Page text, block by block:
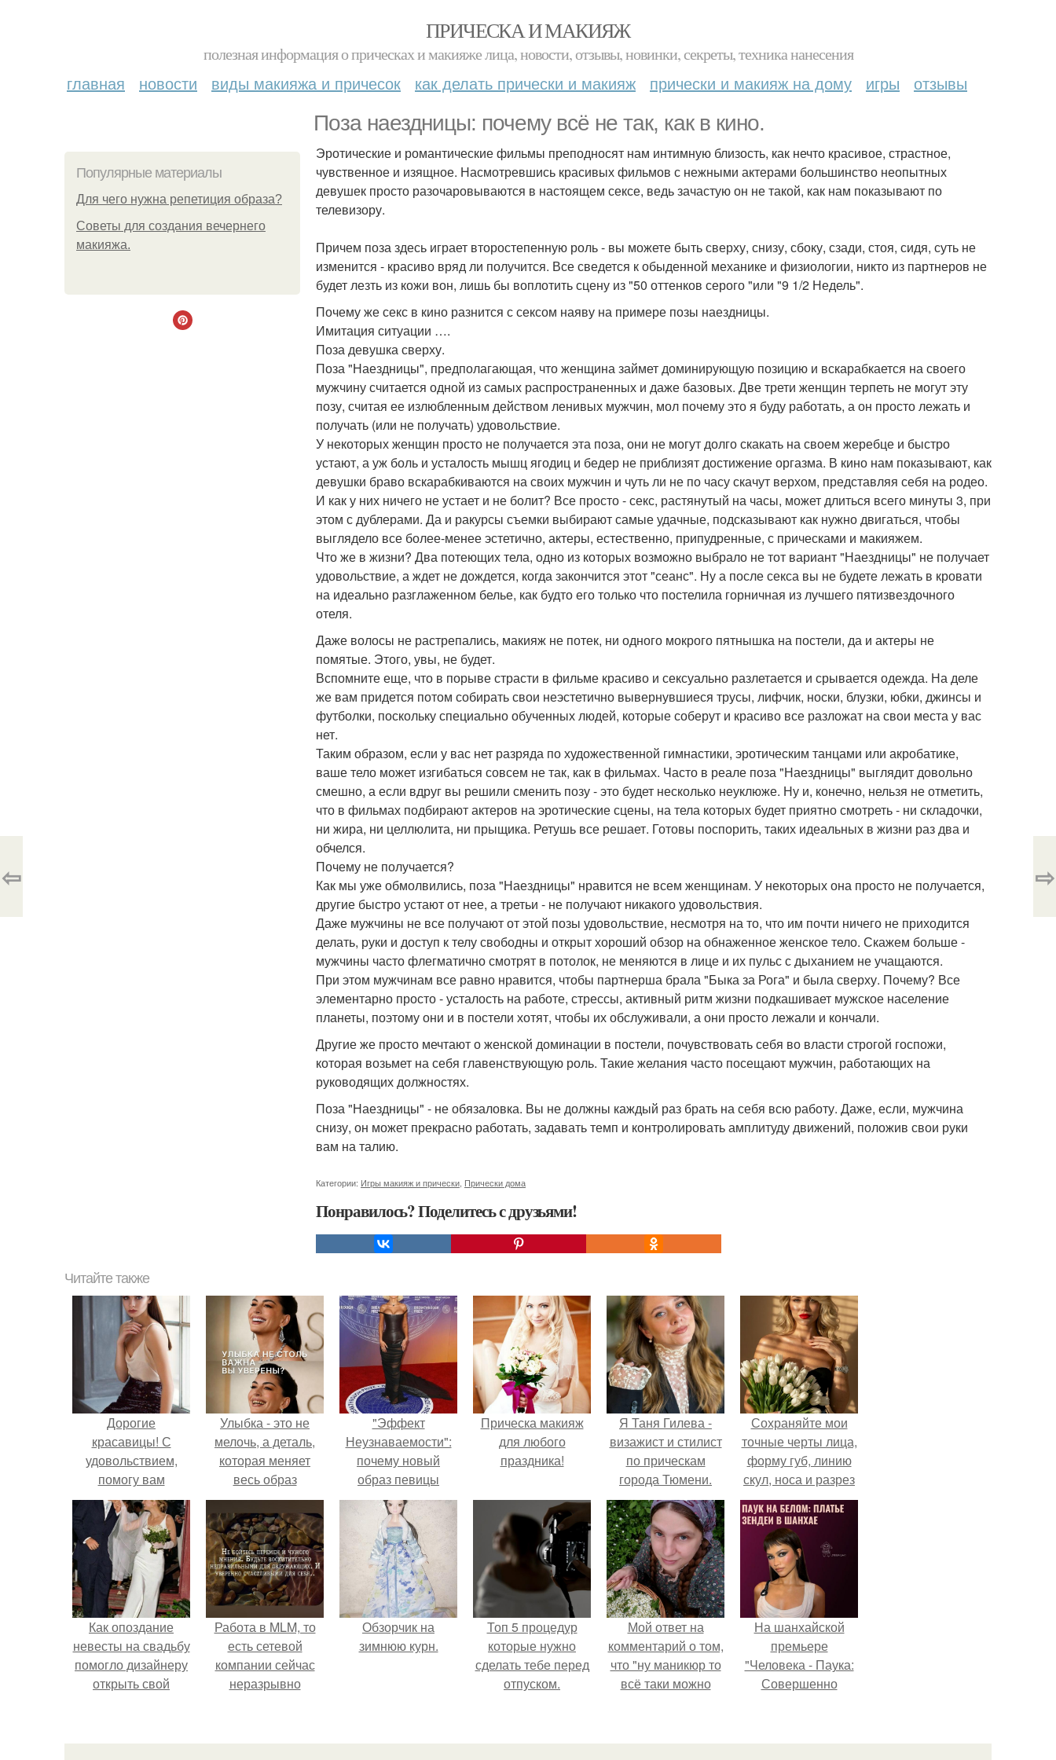
ПРИЧЕСКА И МАКИЯЖ
полезная информация о прическах и макияже лица, новости, отзывы, новинки, секреты, техника нанесения
главная новости виды макияжа и причесок как делать прически и макияж прически и макияж на дому игры отзывы
Поза наездницы: почему всё не так, как в кино.
Популярные материалы
Для чего нужна репетиция образа?
Советы для создания вечернего
макияжа.
Эротические и романтические фильмы преподносят нам интимную близость, как нечто красивое, страстное,
чувственное и изящное. Насмотревшись красивых фильмов с нежными актерами большинство неопытных
девушек просто разочаровываются в настоящем сексе, ведь зачастую он не такой, как нам показывают по
телевизору.
Причем поза здесь играет второстепенную роль - вы можете быть сверху, снизу, сбоку, сзади, стоя, сидя, суть не
изменится - красиво вряд ли получится. Все сведется к обыденной механике и физиологии, никто из партнеров не
будет лезть из кожи вон, лишь бы воплотить сцену из "50 оттенков серого "или "9 1/2 Недель".
Почему же секс в кино разнится с сексом наяву на примере позы наездницы.
Имитация ситуации ….
Поза девушка сверху.
Поза "Наездницы", предполагающая, что женщина займет доминирующую позицию и вскарабкается на своего
мужчину считается одной из самых распространенных и даже базовых. Две трети женщин терпеть не могут эту
позу, считая ее излюбленным действом ленивых мужчин, мол почему это я буду работать, а он просто лежать и
получать (или не получать) удовольствие.
У некоторых женщин просто не получается эта поза, они не могут долго скакать на своем жеребце и быстро
устают, а уж боль и усталость мышц ягодиц и бедер не приблизят достижение оргазма. В кино нам показывают, как
девушки браво вскарабкиваются на своих мужчин и чуть ли не по часу скачут верхом, представляя себя на родео.
И как у них ничего не устает и не болит? Все просто - секс, растянутый на часы, может длиться всего минуты 3, при
этом с дублерами. Да и ракурсы съемки выбирают самые удачные, подсказывают как нужно двигаться, чтобы
выглядело все более-менее эстетично, актеры, естественно, припудренные, с прическами и макияжем.
Что же в жизни? Два потеющих тела, одно из которых возможно выбрало не тот вариант "Наездницы" не получает
удовольствие, а ждет не дождется, когда закончится этот "сеанс". Ну а после секса вы не будете лежать в кровати
на идеально разглаженном белье, как будто его только что постелила горничная из лучшего пятизвездочного
отеля.
Даже волосы не растрепались, макияж не потек, ни одного мокрого пятнышка на постели, да и актеры не
помятые. Этого, увы, не будет.
Вспомните еще, что в порыве страсти в фильме красиво и сексуально разлетается и срывается одежда. На деле
же вам придется потом собирать свои неэстетично вывернувшиеся трусы, лифчик, носки, блузки, юбки, джинсы и
футболки, поскольку специально обученных людей, которые соберут и красиво все разложат на свои места у вас
нет.
Таким образом, если у вас нет разряда по художественной гимнастики, эротическим танцами или акробатике,
ваше тело может изгибаться совсем не так, как в фильмах. Часто в реале поза "Наездницы" выглядит довольно
смешно, а если вдруг вы решили сменить позу - это будет несколько неуклюже. Ну и, конечно, нельзя не отметить,
что в фильмах подбирают актеров на эротические сцены, на тела которых будет приятно смотреть - ни складочки,
ни жира, ни целлюлита, ни прыщика. Ретушь все решает. Готовы поспорить, таких идеальных в жизни раз два и
обчелся.
Почему не получается?
Как мы уже обмолвились, поза "Наездницы" нравится не всем женщинам. У некоторых она просто не получается,
другие быстро устают от нее, а третьи - не получают никакого удовольствия.
Даже мужчины не все получают от этой позы удовольствие, несмотря на то, что им почти ничего не приходится
делать, руки и доступ к телу свободны и открыт хороший обзор на обнаженное женское тело. Скажем больше -
мужчины часто флегматично смотрят в потолок, не меняются в лице и их пульс с дыханием не учащаются.
При этом мужчинам все равно нравится, чтобы партнерша брала "Быка за Рога" и была сверху. Почему? Все
элементарно просто - усталость на работе, стрессы, активный ритм жизни подкашивает мужское население
планеты, поэтому они и в постели хотят, чтобы их обслуживали, а они просто лежали и кончали.
Другие же просто мечтают о женской доминации в постели, почувствовать себя во власти строгой госпожи,
которая возьмет на себя главенствующую роль. Такие желания часто посещают мужчин, работающих на
руководящих должностях.
Поза "Наездницы" - не обязаловка. Вы не должны каждый раз брать на себя всю работу. Даже, если, мужчина
снизу, он может прекрасно работать, задавать темп и контролировать амплитуду движений, положив свои руки
вам на талию.
Категории: Игры макияж и прически Прически дома
Понравилось? Поделитесь с друзьями!
⇦ ⇨
Читайте также
Дорогие
красавицы! С
удовольствием,
помогу вам
подготовиться к
любому торжеству.
Улыбка - это не
мелочь, а деталь,
которая меняет
весь образ
человека.
"Эффект
Неузнаваемости":
почему новый
образ певицы
вызвал споры о
гранях
возможного?
Прическа макияж
для любого
праздника!
Я Таня Гилева -
визажист и стилист
по прическам
города Тюмени.
Сохраняйте мои
точные черты лица,
форму губ, линию
скул, носа и разрез
глаз.
Как опоздание
невесты на свадьбу
помогло дизайнеру
открыть свой
Работа в MLM, то
есть сетевой
компании сейчас
неразрывно
своей страницы в
Обзорчик на
зимнюю курн.
Топ 5 процедур
которые нужно
сделать тебе перед
отпуском.
Мой ответ на
комментарий о том,
что "ну маникюр то
всё таки можно
На шанхайской
премьере
"Человека - Паука:
Совершенно
просто очередной